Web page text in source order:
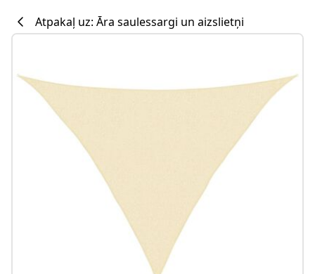
Atpakaļ uz: Āra saulessargi un aizslietņi